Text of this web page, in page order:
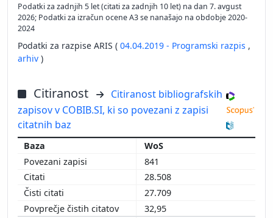
Podatki za zadnjih 5 let (citati za zadnjih 10 let) na dan 7. avgust
2026; Podatki za izračun ocene A3 se nanašajo na obdobje 2020-
2024
Podatki za razpise ARIS ( 04.04.2019 - Programski razpis ,
arhiv )
Citiranost
Citiranost bibliografskih
zapisov v COBIB.SI, ki so povezani z zapisi
citatnih baz
WoS
841
28.508
27.709
32,95